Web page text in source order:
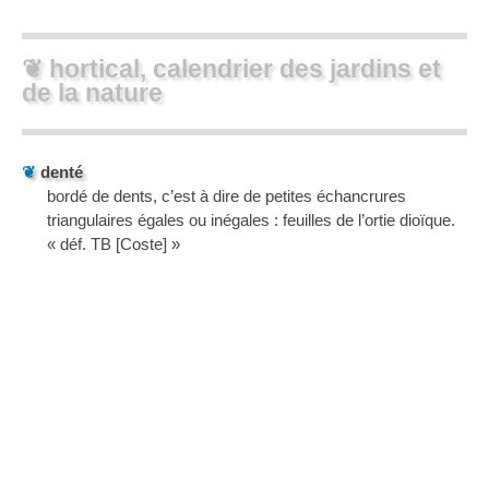
❦ hortical, calendrier des jardins et
de la nature
❦denté
bordé de dents, c’est à dire de petites échancrures
triangulaires égales ou inégales : feuilles de l’ortie dioïque.
« déf. TB [Coste] »